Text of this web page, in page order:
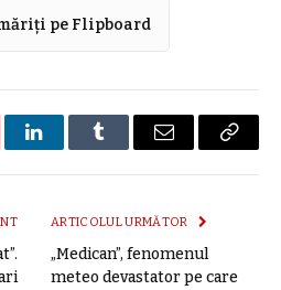
pe Flipboard
LinkedInTumblr E-
ARTICOLUL URMĂTOR
„Medican”, fenomenul
meteo devastator pe care